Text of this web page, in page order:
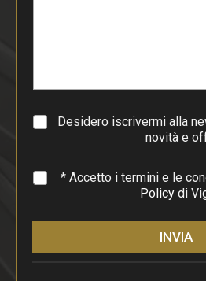
g
a
f
Desidero iscrivermi alla
novità e
* * Accetto i termini e le
Policydi
INVIA